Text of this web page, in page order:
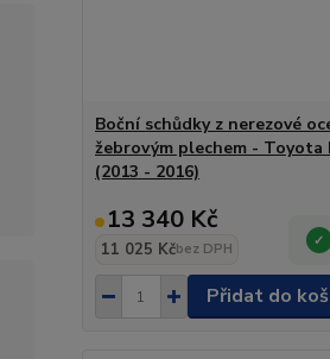
Boční schůdky z nerezové
žebrovým plechem - Toyota
(2013 - 2016)
13 340 Kč
11 025 Kčbez DPH
Přidat do